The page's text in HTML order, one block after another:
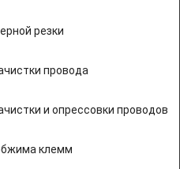
резки
провода
и опрессовки проводов
клемм